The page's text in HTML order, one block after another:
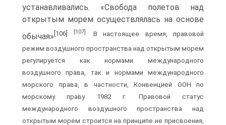
устанавливались. «Свобода полетов над
открытым морем осуществлялась на основе
обычая» [106] [107]
. В настоящее время, правовой
режим воздушного пространства над открытым морем
регулируется как нормами международного
воздушного права, так и нормами международного
морского права, в частности, Конвенцией ООН по
морскому праву 1982 г. Правовой статус
международного воздушного пространства над
открытым морем строится на принципе не присвоения,